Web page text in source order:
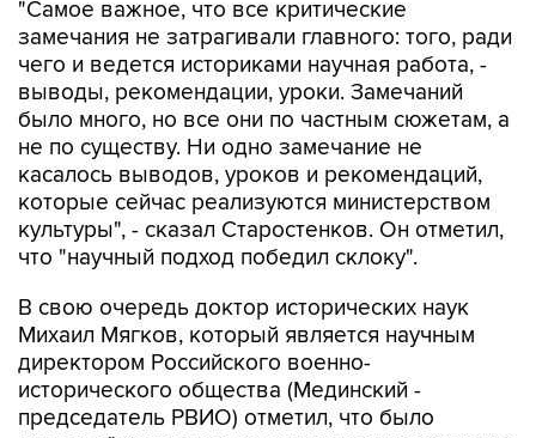
чего и ведется историками научная работа, -
выводы, рекомендации, уроки. Замечаний
было много, но все они по частным сюжетам, а
не по существу. Ни одно замечание не
касалось выводов, уроков и рекомендаций,
которые сейчас реализуются министерством
культуры", - сказал Старостенков. Он отметил,
что "научный подход победил склоку".
В свою очередь доктор исторических наук
директором Российского военно-
исторического общества (Мединский -
председатель РВИО) отметил, что было
принято "грамотное, взвешенное и корректное
решение".